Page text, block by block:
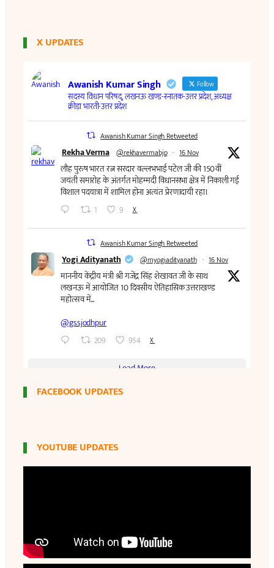
X UPDATES
FACEBOOK UPDATES
YOUTUBE UPDATES